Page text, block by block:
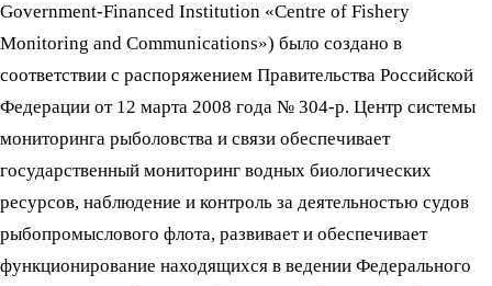
Government-Financed Institution «Centre of Fishery
Monitoring and Communications») было создано в
соответствии с распоряжением Правительства Российской
Федерации от 12 марта 2008 года № 304-р. Центр системы
мониторинга рыболовства и связи обеспечивает
государственный мониторинг водных биологических
ресурсов, наблюдение и контроль за деятельностью судов
рыбопромыслового флота, развивает и обеспечивает
функционирование находящихся в ведении Федерального